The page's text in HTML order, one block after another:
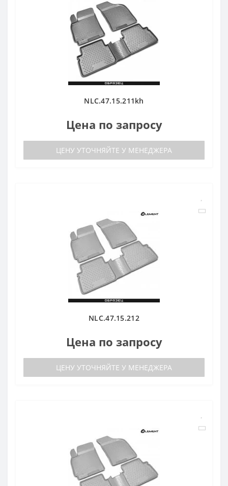
NLC.47.15.211kh
Цена по запросу
ЦЕНУ УТОЧНЯЙТЕ У МЕНЕДЖЕРА
NLC.47.15.212
Цена по запросу
ЦЕНУ УТОЧНЯЙТЕ У МЕНЕДЖЕРА